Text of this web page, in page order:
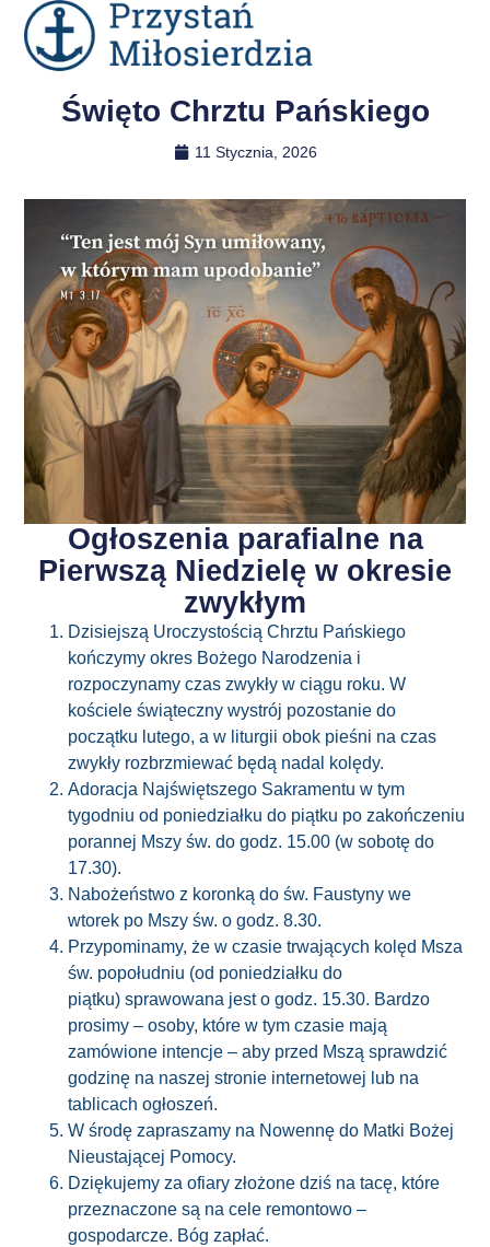
Święto Chrztu Pańskiego
11 Stycznia, 2026
Ogłoszenia parafialne na
Pierwszą Niedzielę w okresie
zwykłym
Dzisiejszą Uroczystością Chrztu Pańskiego
kończymy okres Bożego Narodzenia i
rozpoczynamy czas zwykły w ciągu roku. W
kościele świąteczny wystrój pozostanie do
początku lutego, a w liturgii obok pieśni na czas
zwykły rozbrzmiewać będą nadal kolędy.
Adoracja Najświętszego Sakramentu w tym
tygodniu od poniedziałku do piątku po zakończeniu
porannej Mszy św. do godz. 15.00 (w sobotę do
17.30).
Nabożeństwo z koronką do św. Faustyny we
wtorek po Mszy św. o godz. 8.30.
Przypominamy, że w czasie trwających kolęd Msza
św. popołudniu (od poniedziałku do
piątku) sprawowana jest o godz. 15.30. Bardzo
prosimy – osoby, które w tym czasie mają
zamówione intencje – aby przed Mszą sprawdzić
godzinę na naszej stronie internetowej lub na
tablicach ogłoszeń.
W środę zapraszamy na Nowennę do Matki Bożej
Nieustającej Pomocy.
Dziękujemy za ofiary złożone dziś na tacę, które
przeznaczone są na cele remontowo –
gospodarcze. Bóg zapłać.